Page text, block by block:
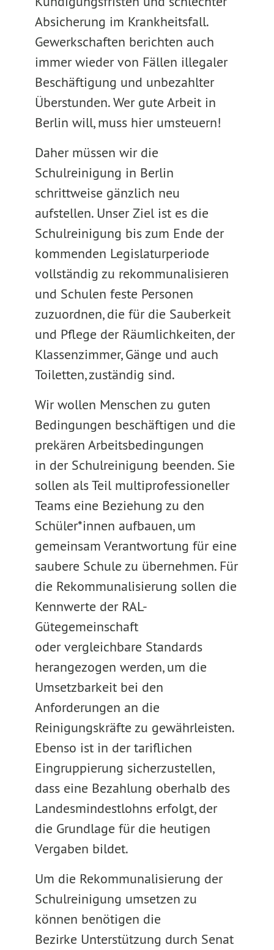
Absicherung im Krankheitsfall.
Gewerkschaften berichten auch
immer wieder von Fällen illegaler
Beschäftigung und unbezahlter
Überstunden. Wer gute Arbeit in
Berlin will, muss hier umsteuern!
Daher müssen wir die
Schulreinigung in Berlin
schrittweise gänzlich neu
aufstellen. Unser Ziel ist es die
Schulreinigung bis zum Ende der
kommenden Legislaturperiode
vollständig zu rekommunalisieren
und Schulen feste Personen
zuzuordnen, die für die Sauberkeit
und Pflege der Räumlichkeiten, der
Klassenzimmer, Gänge und auch
Toiletten, zuständig sind.
Wir wollen Menschen zu guten
Bedingungen beschäftigen und die
prekären Arbeitsbedingungen
in der Schulreinigung beenden. Sie
sollen als Teil multiprofessioneller
Teams eine Beziehung zu den
Schüler*innen aufbauen, um
gemeinsam Verantwortung für eine
saubere Schule zu übernehmen. Für
die Rekommunalisierung sollen die
Kennwerte der RAL-
Gütegemeinschaft
oder vergleichbare Standards
herangezogen werden, um die
Umsetzbarkeit bei den
Anforderungen an die
Reinigungskräfte zu gewährleisten.
Ebenso ist in der tariflichen
Eingruppierung sicherzustellen,
dass eine Bezahlung oberhalb des
Landesmindestlohns erfolgt, der
die Grundlage für die heutigen
Vergaben bildet.
Um die Rekommunalisierung der
Schulreinigung umsetzen zu
können benötigen die
Bezirke Unterstützung durch Senat